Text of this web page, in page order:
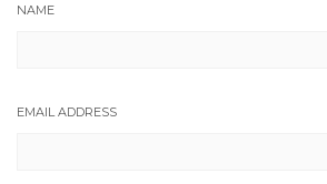
NAME
EMAIL ADDRESS